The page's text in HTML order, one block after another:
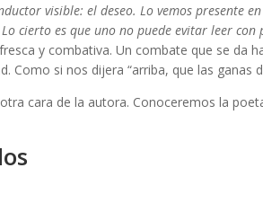
visible: el deseo. Lo vemos presente
cierto es que uno no puede evitar leer
y combativa. Un combate que se da
Como si nos dijera “arriba, que las ganas
cara de la autora. Conoceremos la